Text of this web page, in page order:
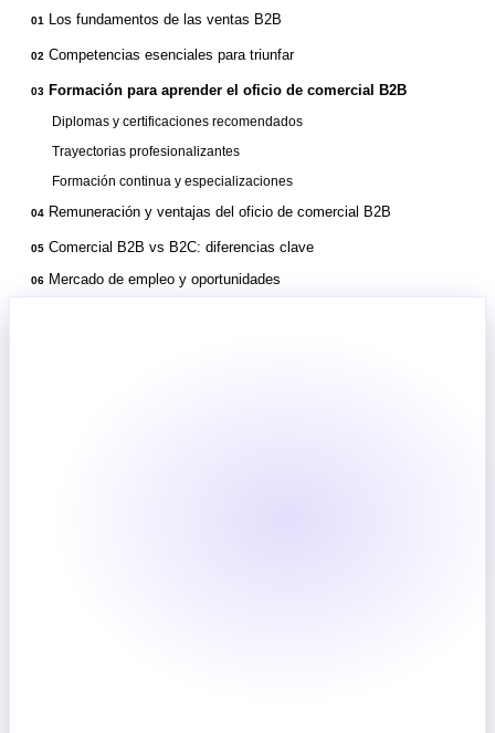
01 Los fundamentos de las ventas B2B
02 Competencias esenciales para triunfar
03 Formación para aprender el oficio de comercial B2B
Diplomas y certificaciones recomendados
Trayectorias profesionalizantes
Formación continua y especializaciones
04 Remuneración y ventajas del oficio de comercial B2B
05 Comercial B2B vs B2C: diferencias clave
06 Mercado de empleo y oportunidades